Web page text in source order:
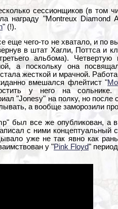
сессионщиков (в том
награду "Montreux Diamond
" (!).
еще чего-то не хватало, и по
в штат Хагли, Поттса и
альбома). Четвертую
а поскольку она
жесткой и мрачной.
вмешался флейтист "
у него на сольнике.
"Jonesy" на полку, но после
а вообще заморозили
был все же опубликован, а
с ними концептуальный
уже не так явно как
у "Pink Floyd"